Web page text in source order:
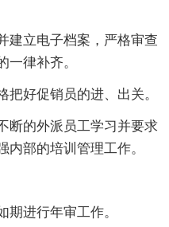
建立电子档案，严格审查
一律补齐。
好促销员的进、出关。
断的外派员工学习并要求
部的培训管理工作。
进行年审工作。